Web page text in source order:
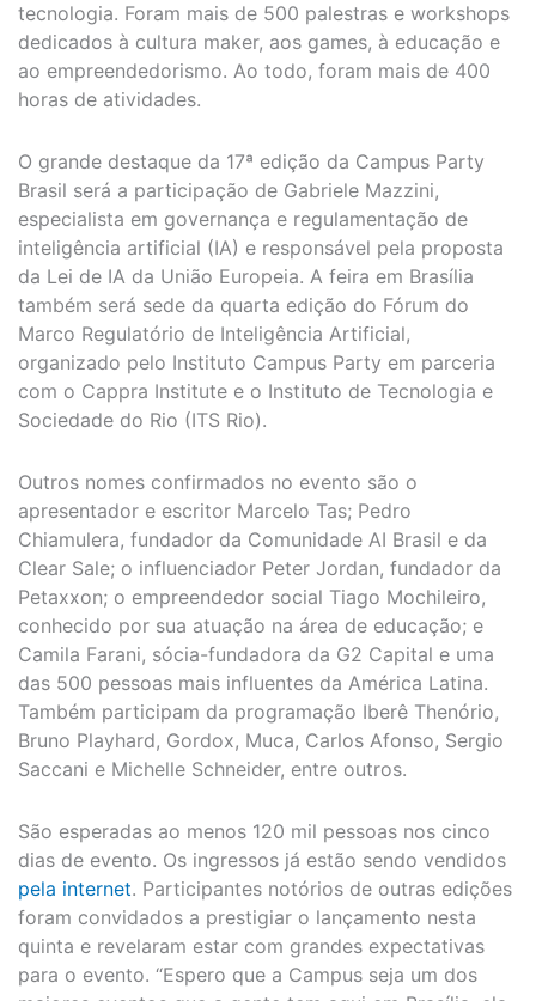
tecnologia. Foram mais de 500 palestras e workshops
dedicados à cultura maker, aos games, à educação e
ao empreendedorismo. Ao todo, foram mais de 400
horas de atividades.
O grande destaque da 17ª edição da Campus Party
Brasil será a participação de Gabriele Mazzini,
especialista em governança e regulamentação de
inteligência artificial (IA) e responsável pela proposta
da Lei de IA da União Europeia. A feira em Brasília
também será sede da quarta edição do Fórum do
Marco Regulatório de Inteligência Artificial,
organizado pelo Instituto Campus Party em parceria
com o Cappra Institute e o Instituto de Tecnologia e
Sociedade do Rio (ITS Rio).
Outros nomes confirmados no evento são o
apresentador e escritor Marcelo Tas; Pedro
Chiamulera, fundador da Comunidade AI Brasil e da
Clear Sale; o influenciador Peter Jordan, fundador da
Petaxxon; o empreendedor social Tiago Mochileiro,
conhecido por sua atuação na área de educação; e
Camila Farani, sócia-fundadora da G2 Capital e uma
das 500 pessoas mais influentes da América Latina.
Também participam da programação Iberê Thenório,
Bruno Playhard, Gordox, Muca, Carlos Afonso, Sergio
Saccani e Michelle Schneider, entre outros.
São esperadas ao menos 120 mil pessoas nos cinco
dias de evento. Os ingressos já estão sendo vendidos
pela internet. Participantes notórios de outras edições
foram convidados a prestigiar o lançamento nesta
quinta e revelaram estar com grandes expectativas
para o evento. “Espero que a Campus seja um dos